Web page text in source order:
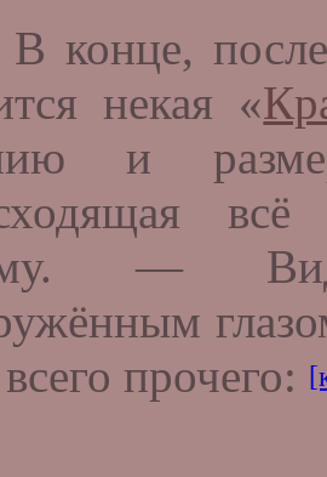
после
некая «
и
всё
—
прочего: